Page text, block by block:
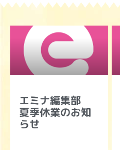
エミナ編集部
夏季休業のお知
らせ